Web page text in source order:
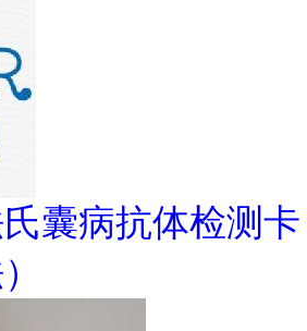
囊病抗体检测卡